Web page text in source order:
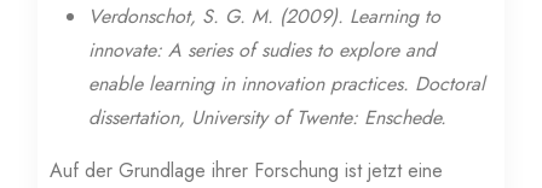
Verdonschot, S. G. M. (2009). Learning to
innovate: A series of sudies to explore and
enable learning in innovation practices. Doctoral
dissertation, University of Twente: Enschede.
Auf der Grundlage ihrer Forschung ist jetzt eine